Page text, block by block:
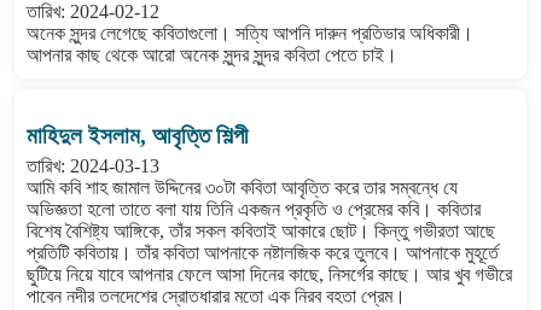
তারিখ: 2024-02-12
অনেক সুন্দর লেগেছে কবিতাগুলো। সত্যি আপনি দারুন প্রতিভার অধিকারী।
আপনার কাছ থেকে আরো অনেক সুন্দর সুন্দর কবিতা পেতে চাই।
মাহিদুল ইসলাম, আবৃত্তি শিল্পী
তারিখ: 2024-03-13
আমি কবি শাহ জামাল উদ্দিনের ৩০টা কবিতা আবৃত্তি করে তার সম্বন্ধে যে
অভিজ্ঞতা হলো তাতে বলা যায় তিনি একজন প্রকৃতি ও প্রেমের কবি। কবিতার
বিশেষ বৈশিষ্ট্য আঙ্গিকে, তাঁর সকল কবিতাই আকারে ছোট। কিন্তু গভীরতা আছে
প্রতিটি কবিতায়। তাঁর কবিতা আপনাকে নষ্টালজিক করে তুলবে। আপনাকে মুহূর্তে
ছুটিয়ে নিয়ে যাবে আপনার ফেলে আসা দিনের কাছে, নিসর্গের কাছে। আর খুব গভীরে
পাবেন নদীর তলদেশের স্রোতধারার মতো এক নিরব বহতা প্রেম।